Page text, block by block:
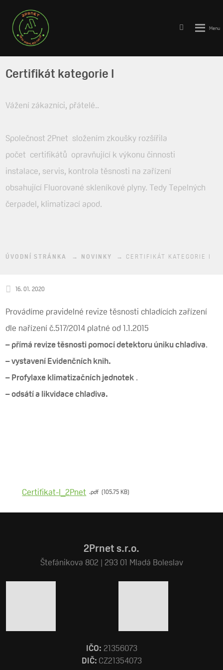
Certifikát kategorie I
Vážení zákazníci, přátelé..
Společnost 2Pnet složením zkoušky rozšířila
počet certifikátů opravňující k výkonu činnosti
instalace, servis, kontrola těsnosti na zařízení
obsahující Fluorované skleníkové plyny. Tedy Tepelných
čerpadel, klimatizací apod.
ÚVODNÍ STRÁNKA NOVINKY CERTIFIKÁT KATEGORIE I
16. 01. 2020
Provádíme pravidelné revize těsnosti chladících zařízení
dle nařízení č.517/2014 platné od 1.1.2015
– přímá revize těsnosti pomocí detektoru úniku chladiva.
– vystavení Evidenčních knih.
– Profylaxe klimatizačních jednotek .
– odsátí a likvidace chladiva.
Certifikat-I_2Pnet pdf 105.75 KB
2Prnet s.r.o.
Štefánikova 802 | 293 01 Mladá Boleslav
IČO: 21356073
DIČ: CZ21354073